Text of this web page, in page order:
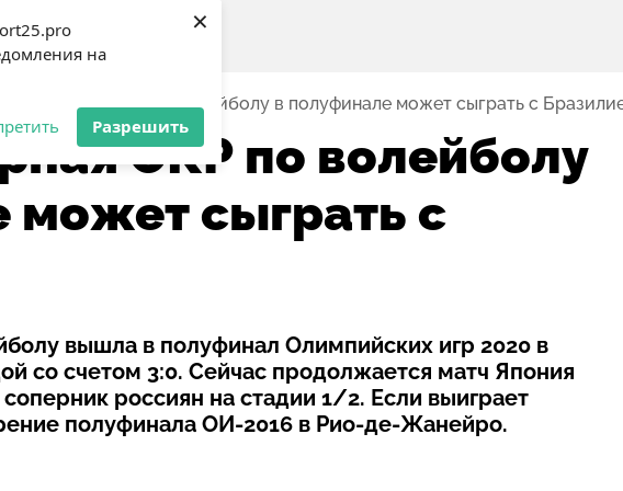
на
Разрешить
×
сборная ОКР по волейболу в полуфинале может сыграть с
ОКР по волейболу
может сыграть с
вышла в полуфинал Олимпийских игр 2020 в
со счетом 3:0. Сейчас продолжается матч Япония
россиян на стадии 1/2. Если выиграет
полуфинала ОИ-2016 в Рио-де-Жанейро.